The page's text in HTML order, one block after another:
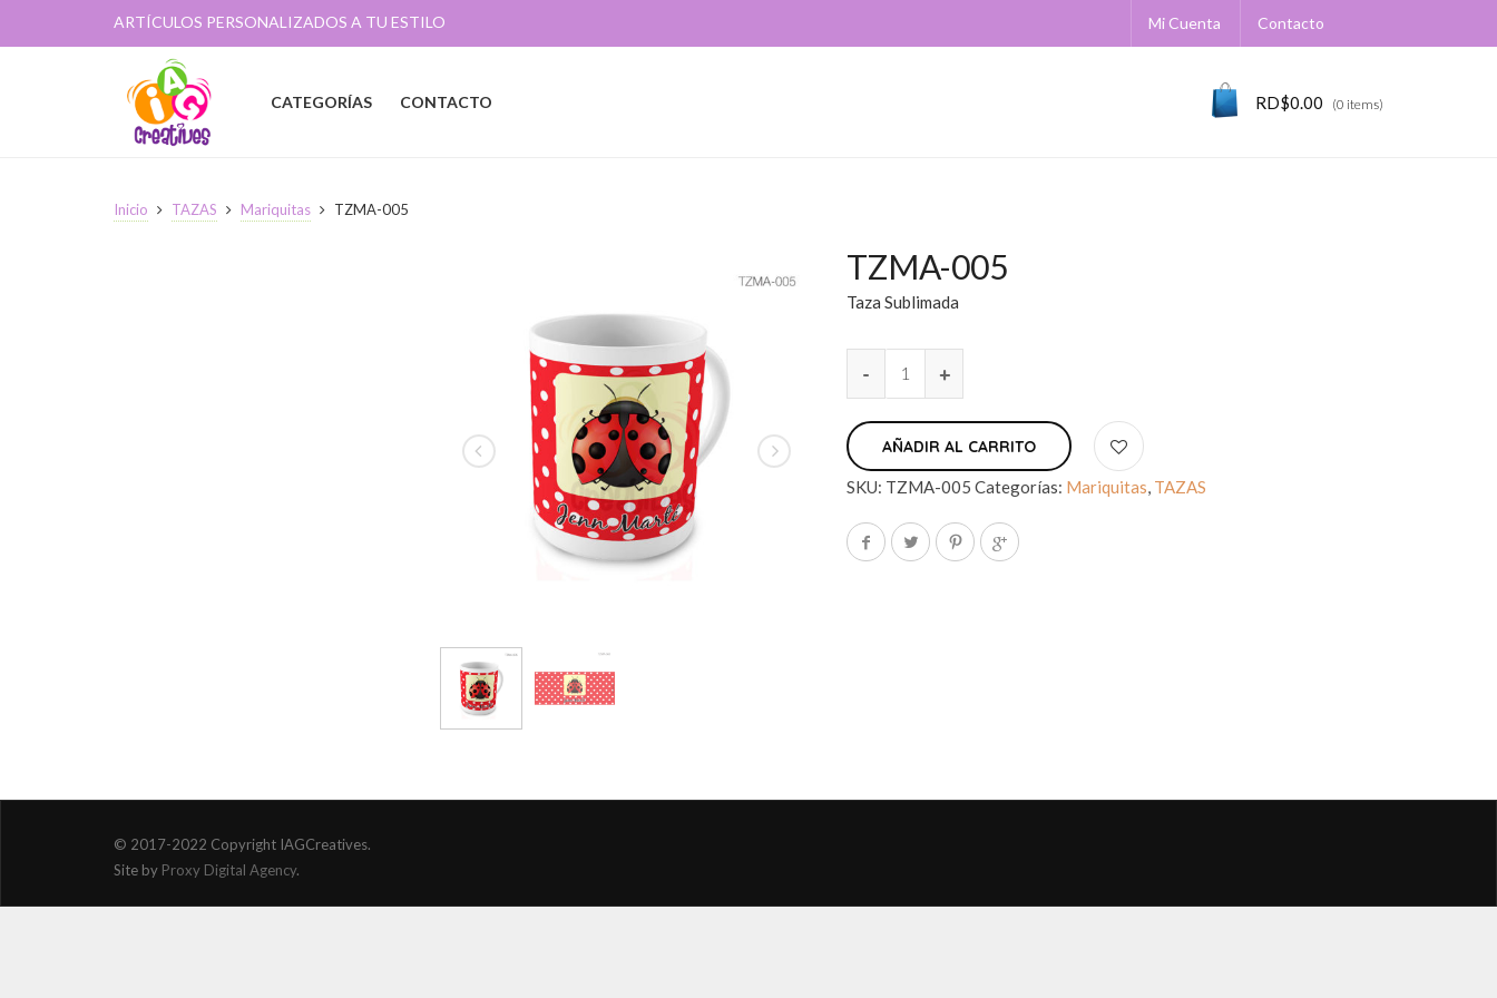
ARTÍCULOS PERSONALIZADOS A TU ESTILO Mi Cuenta Contacto
RD$0.00 (0 items)
CATEGORÍAS CONTACTO
Inicio TAZAS Mariquitas TZMA-005
TZMA-005
Taza Sublimada
AÑADIR AL CARRITO
SKU: TZMA-005 Categorías: Mariquitas, TAZAS
© 2017-2022 Copyright IAGCreatives.
Site by Proxy Digital Agency.